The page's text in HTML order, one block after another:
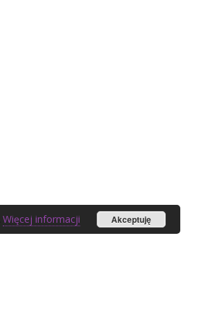
Więcej informacji Akceptuję